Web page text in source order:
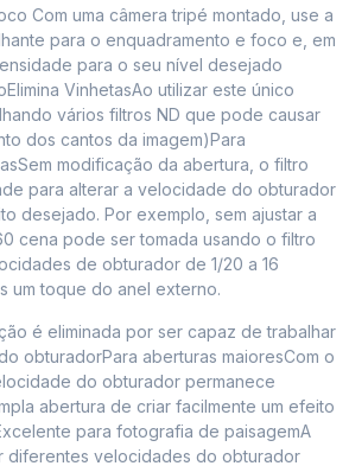
Com uma câmera tripé montado, use a
para o enquadramento e foco e, em
para o seu nível desejado
VinhetasAo utilizar este único
vários filtros ND que pode causar
dos cantos da imagem)Para
modificação da abertura, o filtro
para alterar a velocidade do obturador
desejado. Por exemplo, sem ajustar a
cena pode ser tomada usando o filtro
de obturador de 1/20 a 16
um toque do anel externo.
é eliminada por ser capaz de trabalhar
obturadorPara aberturas maioresCom o
do obturador permanece
abertura de criar facilmente um efeito
para fotografia de paisagemA
diferentes velocidades do obturador